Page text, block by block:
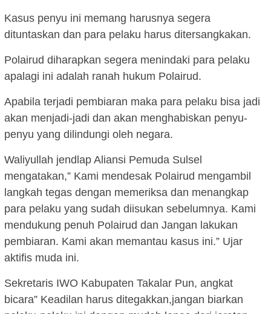
Kasus penyu ini memang harusnya segera
dituntaskan dan para pelaku harus ditersangkakan.
Polairud diharapkan segera menindaki para pelaku
apalagi ini adalah ranah hukum Polairud.
Apabila terjadi pembiaran maka para pelaku bisa jadi
akan menjadi-jadi dan akan menghabiskan penyu-
penyu yang dilindungi oleh negara.
Waliyullah jendlap Aliansi Pemuda Sulsel
mengatakan,” Kami mendesak Polairud mengambil
langkah tegas dengan memeriksa dan menangkap
para pelaku yang sudah diisukan sebelumnya. Kami
mendukung penuh Polairud dan Jangan lakukan
pembiaran. Kami akan memantau kasus ini.” Ujar
aktifis muda ini.
Sekretaris IWO Kabupaten Takalar Pun, angkat
bicara” Keadilan harus ditegakkan,jangan biarkan